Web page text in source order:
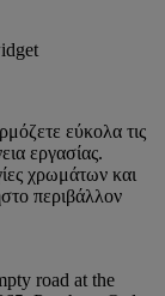
εύκολα τις
εργασίας.
χρωμάτων και
περιβάλλον